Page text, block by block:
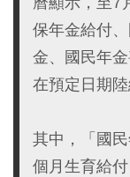
保年金給付
金、國民年
在預定日期陸
其中，「國
個月生育給